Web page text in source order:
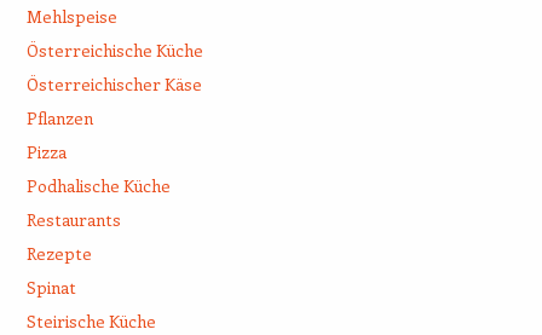
Mehlspeise
Österreichische Küche
Österreichischer Käse
Pflanzen
Pizza
Podhalische Küche
Restaurants
Rezepte
Spinat
Steirische Küche